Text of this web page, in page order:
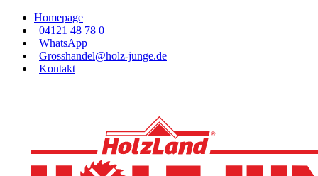
Homepage
| 04121 48 78 0
| WhatsApp
| Grosshandel@holz-junge.de
| Kontakt